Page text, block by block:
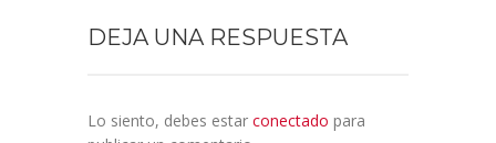
DEJA UNA RESPUESTA
Lo siento, debes estar conectado para